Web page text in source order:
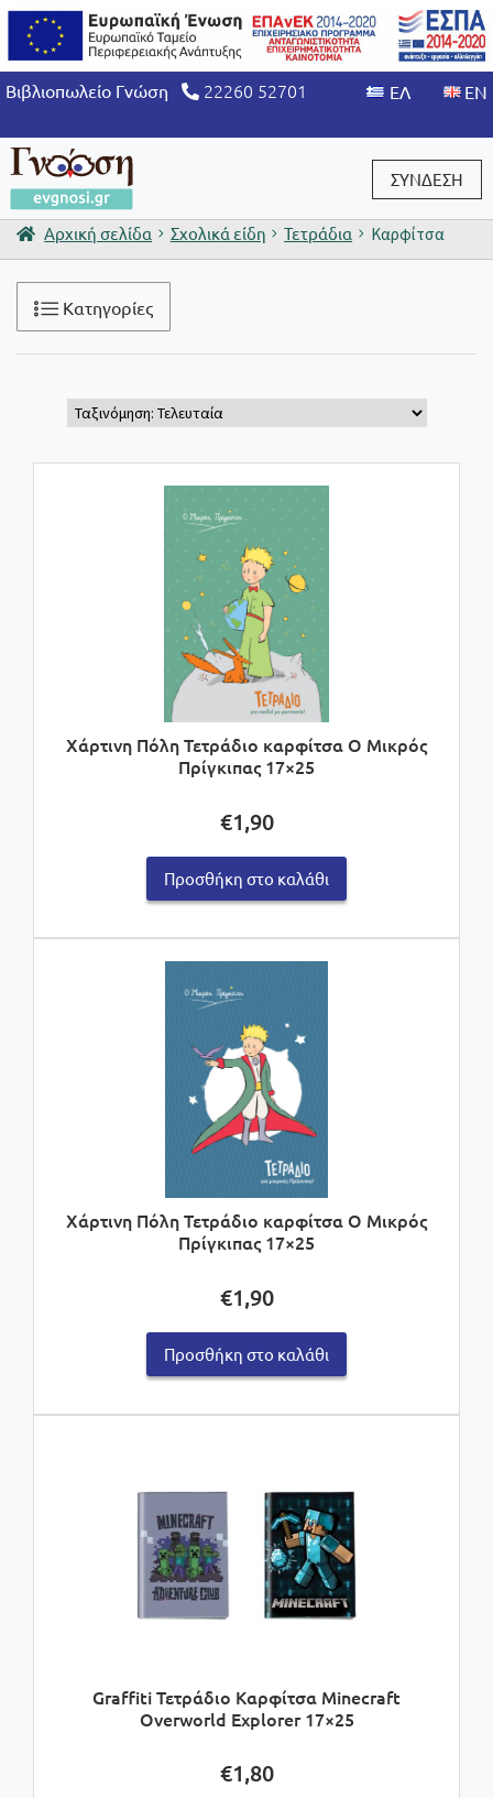
Βιβλιοπωλείο Γνώση 22260 52701
ΣΥΝΔΕΣΗ
Είσοδος / Εγγραφή
Αρχική σελίδα Σχολικά είδη Τετράδια Καρφίτσα
Κατηγορίες
Χάρτινη Πόλη Τετράδιο καρφίτσα Ο Μικρός
Πρίγκιπας 17×25
€1,90
Προσθήκη στο καλάθι
Χάρτινη Πόλη Τετράδιο καρφίτσα Ο Μικρός
Πρίγκιπας 17×25
€1,90
Προσθήκη στο καλάθι
Graffiti Τετράδιο Καρφίτσα Minecraft
Overworld Explorer 17×25
€1,80